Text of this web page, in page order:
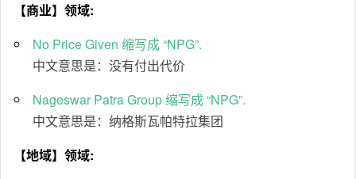
【商业】领域:
No Price Given 缩写成 “NPG”.
中文意思是：没有付出代价
Nageswar Patra Group 缩写成 “NPG”.
中文意思是：纳格斯瓦帕特拉集团
【地域】领域: